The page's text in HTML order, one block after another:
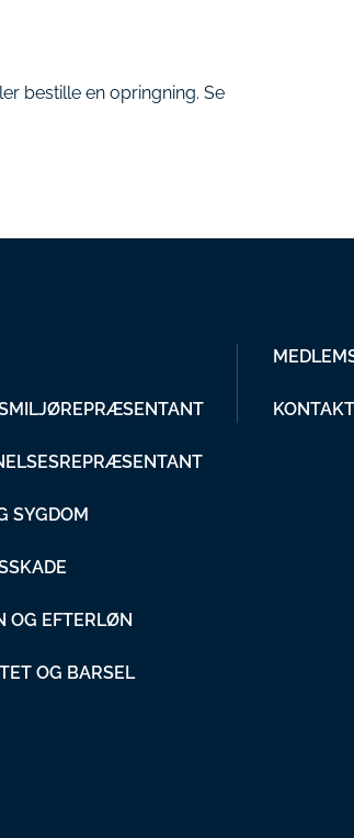
bestille en opringning. Se
SYGDOM
OG EFTERLØN
OG BARSEL
KONTAKT